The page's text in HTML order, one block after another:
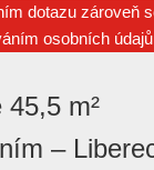
dotazu zároveň
osobních údajů
45,5 m²
–